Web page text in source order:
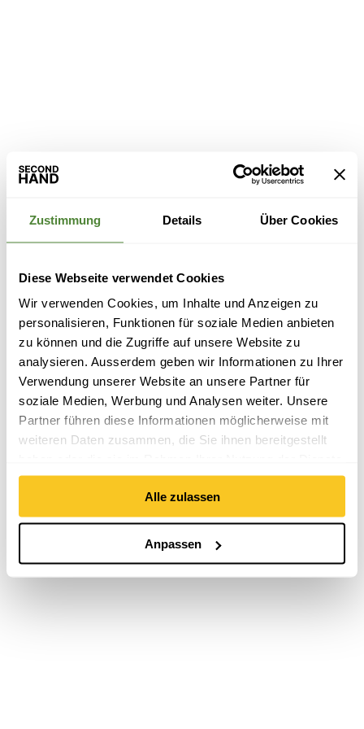
Zustimmung Details Über Cookies
Diese Webseite verwendet Cookies
Wir verwenden Cookies, um Inhalte und Anzeigen zu
personalisieren, Funktionen für soziale Medien anbieten
zu können und die Zugriffe auf unsere Website zu
analysieren. Ausserdem geben wir Informationen zu Ihrer
Verwendung unserer Website an unsere Partner für
soziale Medien, Werbung und Analysen weiter. Unsere
Partner führen diese Informationen möglicherweise mit
weiteren Daten zusammen, die Sie ihnen bereitgestellt
gesammelt haben.
Alle zulassen
Anpassen